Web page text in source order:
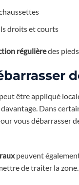
droits et courts
régulièredes
être appliqué
Dans
vous débarrasser
peuvent
de traiter la zone.